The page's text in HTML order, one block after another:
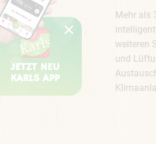
Mehr als
weiteren
und
JETZT NEU
KARLS APP